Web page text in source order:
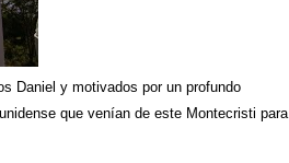
Daniel y motivados por un profundo
que venían de este Montecristi para